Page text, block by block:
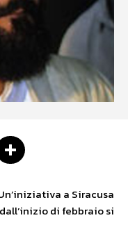
a Siracusa
di febbraio si